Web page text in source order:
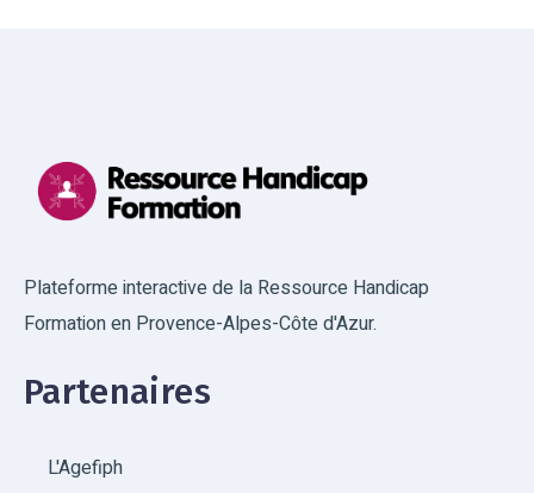
Plateforme interactive de la Ressource Handicap
Formation en Provence-Alpes-Côte d'Azur.
Partenaires
L'Agefiph